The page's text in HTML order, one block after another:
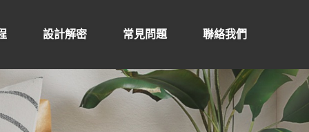
設計解密 常見問題 聯絡我們